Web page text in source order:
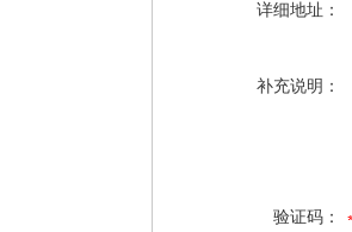
详细地址：
补充说明：
验证码：